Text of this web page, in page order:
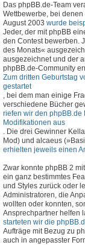
Das phpBB.de-Team
Wettbewerbe, bei
August 2003 wurde
Jeder, der mit phpBB
den Contest bewerben.
des Monats«
ausgezeichnet und der
phpBB.de-Community
Zum dritten Geburtstag
gestartet
, bei dem man einige
verschiedene Bücher
riefen wir den phpBB.de
Modifikationen aus
. Die drei Gewinner
Mod) und alcaeus
erhielten jeweils einen
Zwar konnte phpBB 2
ein ganz bestimmtes
und Styles zurück oder
Administratoren, die
wollten oder konnten,
Ansprechpartner helfen
starteten wir die
Aufträge mit Bezug zu
auch in angepasster